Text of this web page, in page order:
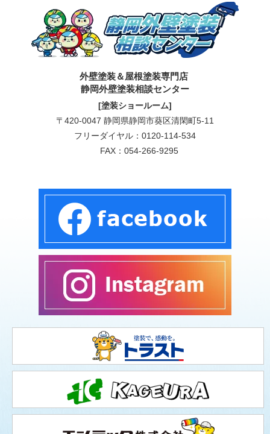
外壁塗装＆屋根塗装専門店
静岡外壁塗装相談センター
[塗装ショールーム]
〒420-0047 静岡県静岡市葵区清閑町5-11
フリーダイヤル： 0120-114-534
FAX：054-266-9295